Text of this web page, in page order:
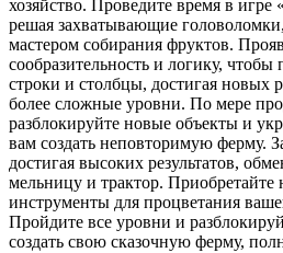
хозяйство. Проведите время в
решая захватывающие
мастером собирания фруктов.
сообразительность и логику, чтобы
строки и столбцы, достигая новых
более сложные уровни. По мере
разблокируйте новые объекты и
вам создать неповторимую ферму.
достигая высоких результатов,
мельницу и трактор. Приобретайте
инструменты для процветания
Пройдите все уровни и
создать свою сказочную ферму,